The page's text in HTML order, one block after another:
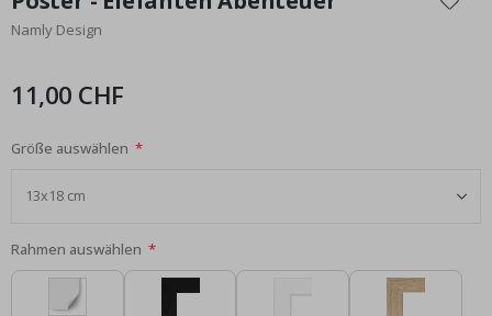
der
Bildgalerie
Namly Design
11,00 CHF
Größe auswählen
Rahmen auswählen